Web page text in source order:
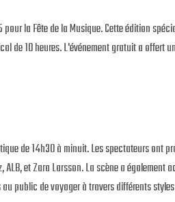
la Fête de la Musique. Cette édition
de 10 heures. L'événement gratuit a offert
de 14h30 à minuit. Les spectateurs ont
et Zara Larsson. La scène a également
public de voyager à travers différents